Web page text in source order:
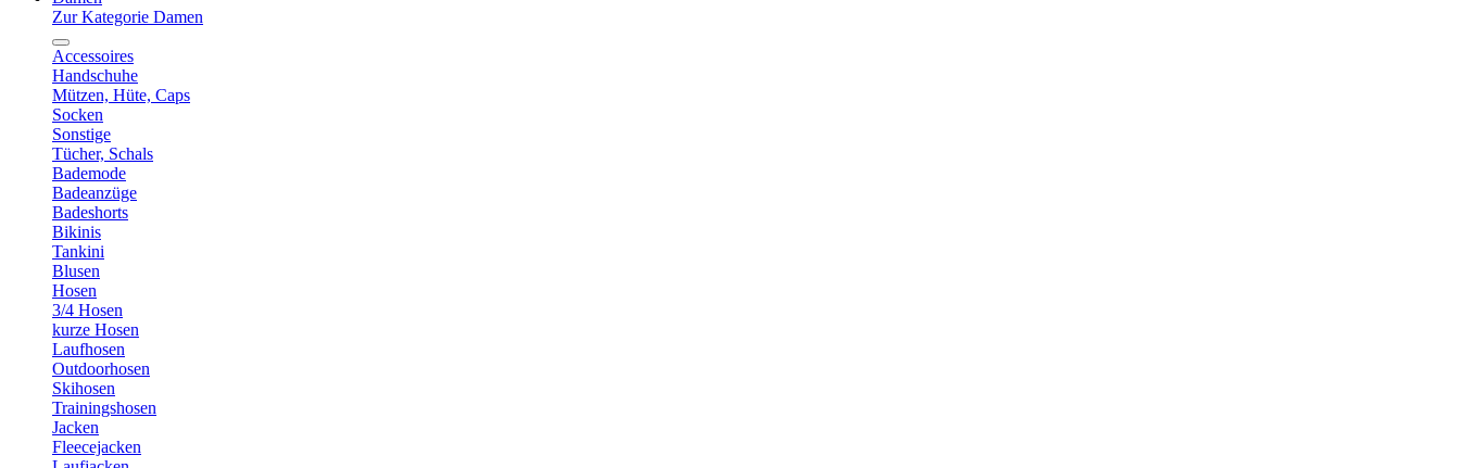
Zur Kategorie Damen
Accessoires
Handschuhe
Mützen, Hüte, Caps
Socken
Sonstige
Tücher, Schals
Bademode
Badeanzüge
Badeshorts
Bikinis
Tankini
Blusen
Hosen
3/4 Hosen
kurze Hosen
Laufhosen
Outdoorhosen
Skihosen
Trainingshosen
Jacken
Fleecejacken